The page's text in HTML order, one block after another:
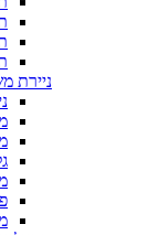
ניירת